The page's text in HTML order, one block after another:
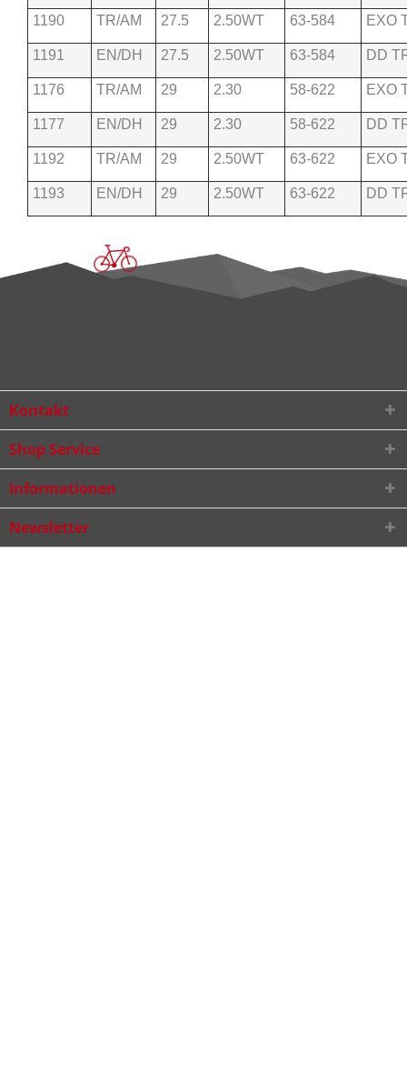
1190 TR/AM 27.5 2.50WT 63-584 EXO
1191 EN/DH 27.5 2.50WT 63-584 DD
1176 TR/AM 29 2.30 58-622 EXO
1177 EN/DH 29 2.30 58-622 DD
1192 TR/AM 29 2.50WT 63-622 EXO
1193 EN/DH 29 2.50WT 63-622 DD
Kontakt
Shop Service
Informationen
Newsletter